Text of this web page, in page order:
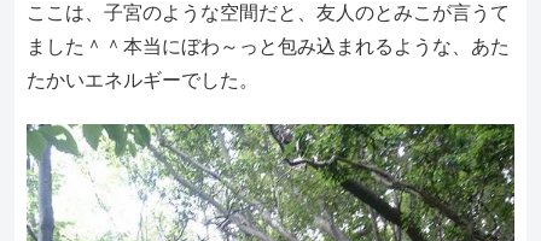
ここは、子宮のような空間だと、友人のとみこが言うて
ました＾＾本当にぼわ～っと包み込まれるような、あた
たかいエネルギーでした。